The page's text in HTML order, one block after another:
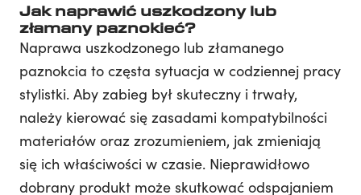
Jak naprawić uszkodzony lub
złamany paznokieć?
Naprawa uszkodzonego lub złamanego
paznokcia to częsta sytuacja w codziennej pracy
stylistki. Aby zabieg był skuteczny i trwały,
należy kierować się zasadami kompatybilności
materiałów oraz zrozumieniem, jak zmieniają
się ich właściwości w czasie. Nieprawidłowo
dobrany produkt może skutkować odspajaniem